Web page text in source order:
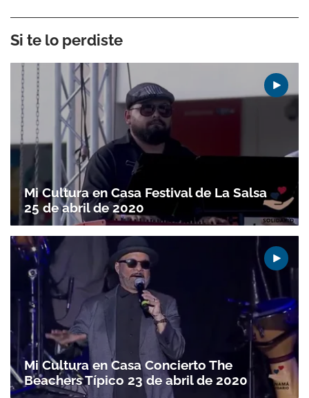
Si te lo perdiste
Mi Cultura en Casa Festival de La Salsa
25 de abril de 2020
Mi Cultura en Casa Concierto The
Beachers Típico 23 de abril de 2020